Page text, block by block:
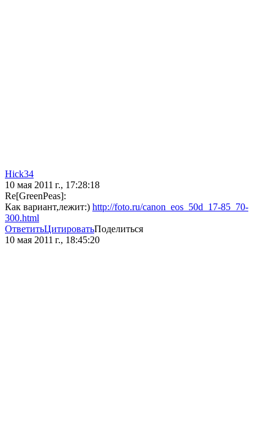
Hick34
10 мая 2011 г., 17:28:18
Re[GreenPeas]:
Как вариант,лежит:) http://foto.ru/canon_eos_50d_17-85_70-
300.html
ОтветитьЦитироватьПоделиться
10 мая 2011 г., 18:45:20